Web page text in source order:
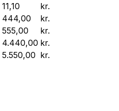
11,10
kr.
444,00
kr.
555,00
kr.
4.440,00 kr.
5.550,00 kr.